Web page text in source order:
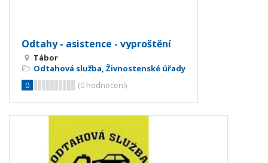
Odtahy - asistence - vyproštění
Tábor
Odtahová služba, Živnostenské úřady
0
(0 hodnocení)